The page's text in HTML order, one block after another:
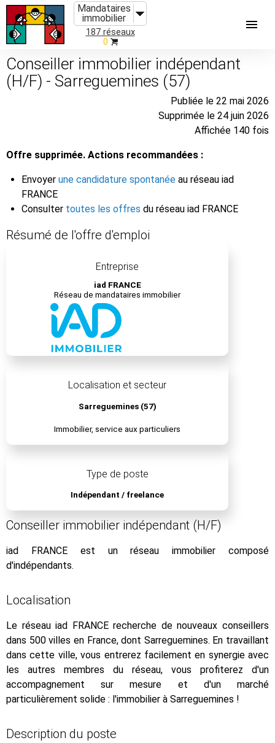
Mandataires
immobilier
187 réseaux
0
Conseiller immobilier indépendant
(H/F) - Sarreguemines (57)
Publiée le 22 mai 2026
Supprimée le 24 juin 2026
Affichée 140 fois
Offre supprimée. Actions recommandées :
Envoyer une candidature spontanée au réseau iad
FRANCE
Consulter toutes les offres du réseau iad FRANCE
Résumé de l'offre d'emploi
Entreprise
iad FRANCE
Réseau de mandataires immobilier
Localisation et secteur
Sarreguemines (57)
Immobilier, service aux particuliers
Type de poste
Indépendant / freelance
Conseiller immobilier indépendant (H/F)
iad FRANCE est un réseau immobilier composé
d'indépendants.
Localisation
Le réseau iad FRANCE recherche de nouveaux conseillers
dans 500 villes en France, dont Sarreguemines. En travaillant
dans cette ville, vous entrerez facilement en synergie avec
les autres membres du réseau, vous profiterez d'un
accompagnement sur mesure et d'un marché
particulièrement solide : l'immobilier à Sarreguemines !
Description du poste